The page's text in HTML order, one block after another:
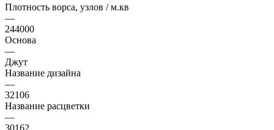
Плотность ворса, узлов / м.кв
—
244000
Основа
—
Джут
Название дизайна
—
32106
Название расцветки
—
30162